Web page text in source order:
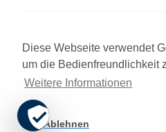
Cookie
Diese Webseite verwendet
um die Bedienfreundlichkeit
Weitere Informationen
Ablehnen
Sprache wechseln zu